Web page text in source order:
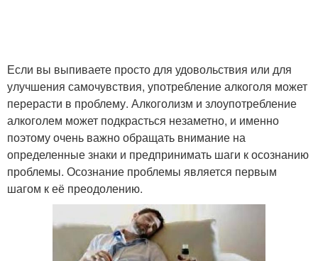
Если вы выпиваете просто для удовольствия или для
улучшения самочувствия, употребление алкоголя может
перерасти в проблему. Алкоголизм и злоупотребление
алкоголем может подкрасться незаметно, и именно
поэтому очень важно обращать внимание на
определенные знаки и предпринимать шаги к осознанию
проблемы. Осознание проблемы является первым
шагом к её преодолению.